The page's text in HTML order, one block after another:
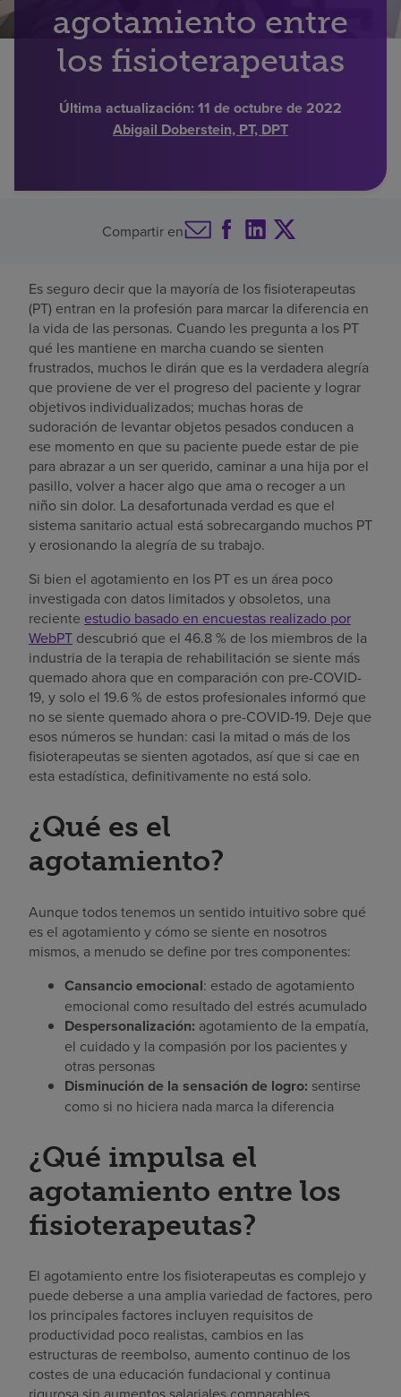
Buscar un centro
Inversores
agotamiento entre
los fisioterapeutas
Última actualización: 11 de octubre de 2022
Abigail Doberstein, PT, DPT
Compartir en
Es seguro decir que la mayoría de los fisioterapeutas
(PT) entran en la profesión para marcar la diferencia en
la vida de las personas. Cuando les pregunta a los PT
qué les mantiene en marcha cuando se sienten
frustrados, muchos le dirán que es la verdadera alegría
que proviene de ver el progreso del paciente y lograr
objetivos individualizados; muchas horas de
sudoración de levantar objetos pesados conducen a
ese momento en que su paciente puede estar de pie
para abrazar a un ser querido, caminar a una hija por el
pasillo, volver a hacer algo que ama o recoger a un
niño sin dolor. La desafortunada verdad es que el
sistema sanitario actual está sobrecargando muchos PT
y erosionando la alegría de su trabajo.
Si bien el agotamiento en los PT es un área poco
investigada con datos limitados y obsoletos, una
reciente estudio basado en encuestas realizado por
WebPT descubrió que el 46.8 % de los miembros de la
industria de la terapia de rehabilitación se siente más
quemado ahora que en comparación con pre-COVID-
19, y solo el 19.6 % de estos profesionales informó que
no se siente quemado ahora o pre-COVID-19. Deje que
esos números se hundan: casi la mitad o más de los
fisioterapeutas se sienten agotados, así que si cae en
esta estadística, definitivamente no está solo.
¿Qué es el
agotamiento?
Aunque todos tenemos un sentido intuitivo sobre qué
es el agotamiento y cómo se siente en nosotros
mismos, a menudo se define por tres componentes:
Cansancio emocional: estado de agotamiento
emocional como resultado del estrés acumulado
Despersonalización: agotamiento de la empatía,
el cuidado y la compasión por los pacientes y
otras personas
Disminución de la sensación de logro: sentirse
como si no hiciera nada marca la diferencia
¿Qué impulsa el
agotamiento entre los
fisioterapeutas?
El agotamiento entre los fisioterapeutas es complejo y
puede deberse a una amplia variedad de factores, pero
los principales factores incluyen requisitos de
productividad poco realistas, cambios en las
estructuras de reembolso, aumento continuo de los
costes de una educación fundacional y continua